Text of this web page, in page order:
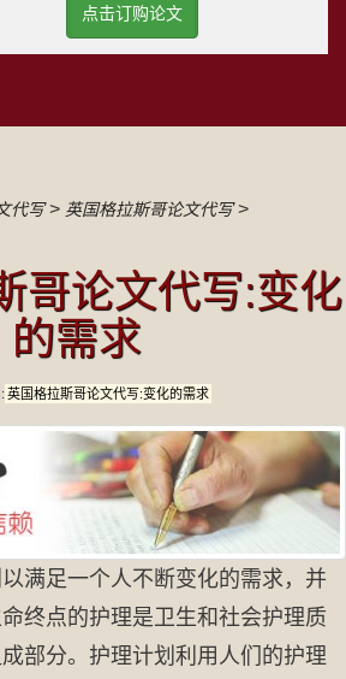
点击订购论文
代写> 英国格拉斯哥论文代写>
哥论文代写:变化
的需求
英国格拉斯哥论文代写:变化的需求
满足一个人不断变化的需求，并
终点的护理是卫生和社会护理质
部分。护理计划利用人们的护理